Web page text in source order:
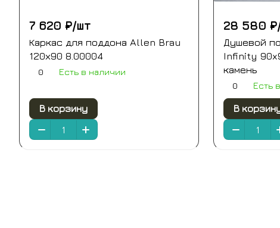
7 620 ₽/шт
Каркас для поддона Allen Brau
120х90 8.00004
0 Есть в наличии
В корзину
28 580
Душевой
Infinity
камень
0 Есть
В